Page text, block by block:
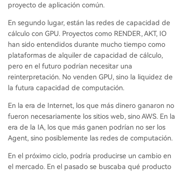
proyecto de aplicación común.
En segundo lugar, están las redes de capacidad de
cálculo con GPU. Proyectos como RENDER, AKT, IO
han sido entendidos durante mucho tiempo como
plataformas de alquiler de capacidad de cálculo,
pero en el futuro podrían necesitar una
reinterpretación. No venden GPU, sino la liquidez de
la futura capacidad de computación.
En la era de Internet, los que más dinero ganaron no
fueron necesariamente los sitios web, sino AWS. En la
era de la IA, los que más ganen podrían no ser los
Agent, sino posiblemente las redes de computación.
En el próximo ciclo, podría producirse un cambio en
el mercado. En el pasado se buscaba qué producto